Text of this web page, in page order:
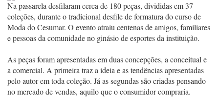
Na passarela desfilaram cerca de 180 peças, divididas em 37
coleções, durante o tradicional desfile de formatura do curso de
Moda do Cesumar. O evento atraiu centenas de amigos, familiares
e pessoas da comunidade no ginásio de esportes da instituição.
As peças foram apresentadas em duas concepções, a conceitual e
a comercial. A primeira traz a ideia e as tendências apresentadas
pelo autor em toda coleção. Já as segundas são criadas pensando
no mercado de vendas, aquilo que o consumidor compraria.